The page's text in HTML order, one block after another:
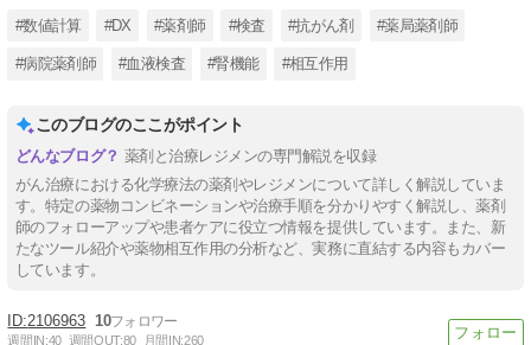
#数値計算 #DX #薬剤師 #検査 #抗がん剤 #薬局薬剤師
#病院薬剤師 #血液検査 #腎機能 #相互作用
このブログのここがポイント
薬剤と治療レジメンの専門解説を収録
がん治療における化学療法の薬剤やレジメンについて詳しく解説していま
す。特定の薬物コンビネーションや治療手順を分かりやすく解説し、薬剤
師のフォローアップや患者ケアに役立つ情報を提供しています。また、新
たなツール紹介や薬物相互作用の分析など、実務に直結する内容もカバー
しています。
2106963 10
週間IN:40 週間OUT:80 月間IN:260